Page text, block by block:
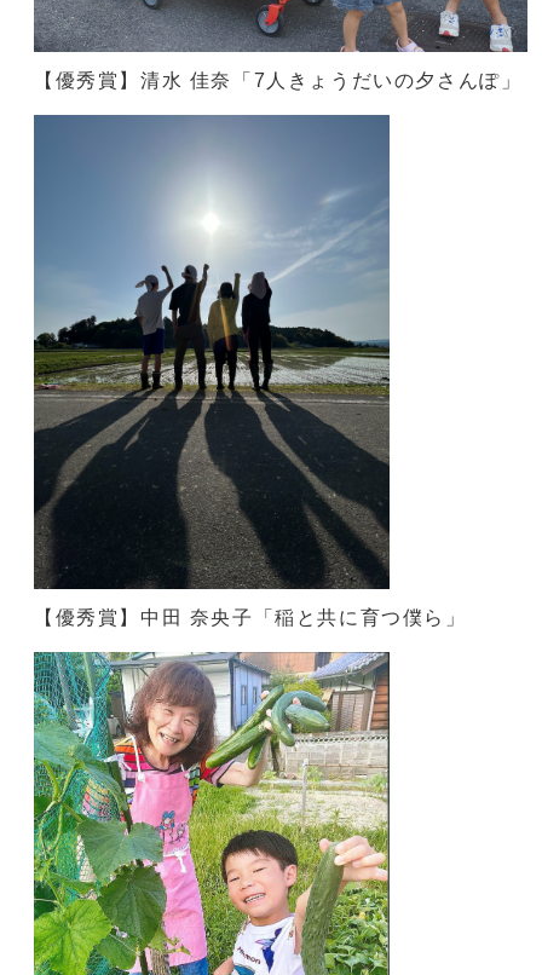
【優秀賞】清水 佳奈「7人きょうだいの夕さんぽ」
【優秀賞】中田 奈央子「稲と共に育つ僕ら」